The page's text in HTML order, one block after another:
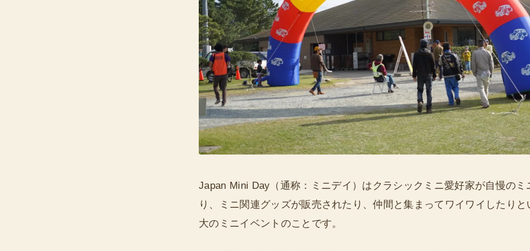
Japan Mini Day（通称：ミニデイ）はクラシックミニ愛好家が自慢のミ
り、ミニ関連グッズが販売されたり、仲間と集まってワイワイしたり
大のミニイベントのことです。